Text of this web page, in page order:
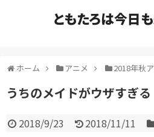
ともたろは今日
ホーム アニメ 2018年秋
うちのメイドがウザすぎ
2018/9/23 2018/11/11